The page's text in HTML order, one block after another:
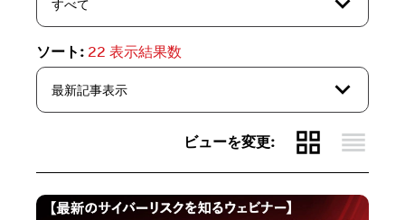
すべて
ソート: 22 表示結果数
最新記事表示 expand_more
ビューを変更: grid_view reorder